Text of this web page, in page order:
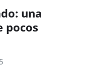
una
pocos